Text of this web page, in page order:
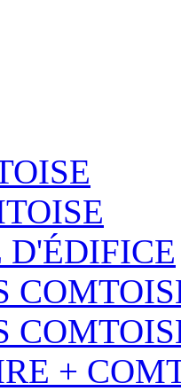
D'ÉDIFICE
+